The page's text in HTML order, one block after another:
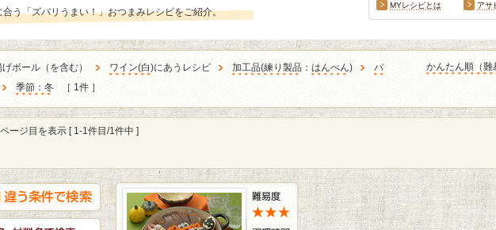
合う「ズバリうまい！」おつまみレシピをご紹介。
MYレシピとは
アサ
ボール（を含む） ワイン(白)にあうレシピ 加工品(練り製品 ： はんぺん)
パ
季節：冬 ［ 1件 ］
かんたん順（難
ージ目を表示 [ 1-1件目/1件中 ]